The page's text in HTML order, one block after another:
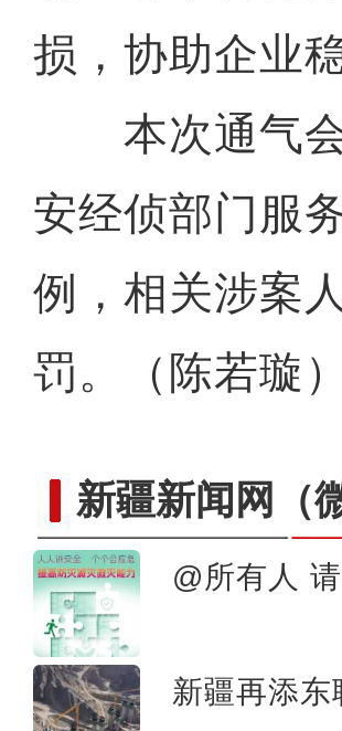
损，协助企业
本次通气会
安经侦部门服
例，相关涉案
罚。（陈若璇）
新疆新闻网
@所有人
新疆再添